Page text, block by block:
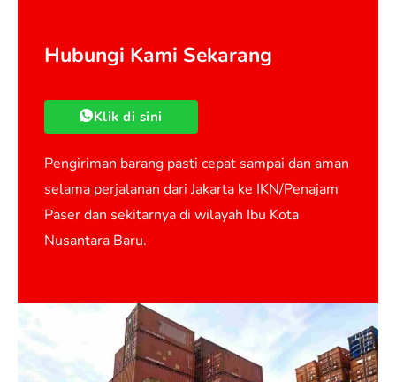
Hubungi Kami Sekarang
Klik di sini
Pengiriman barang pasti cepat sampai dan aman
selama perjalanan dari Jakarta ke IKN/Penajam
Paser dan sekitarnya di wilayah Ibu Kota
Nusantara Baru.